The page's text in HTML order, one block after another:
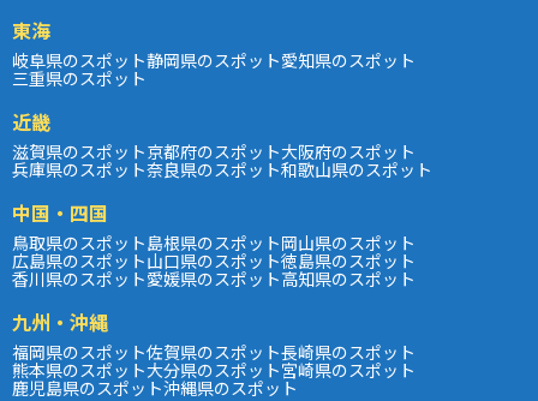
東海
岐阜県のスポット静岡県のスポット愛知県のスポット
三重県のスポット
近畿
滋賀県のスポット京都府のスポット大阪府のスポット
兵庫県のスポット奈良県のスポット和歌山県のスポット
中国・四国
鳥取県のスポット島根県のスポット岡山県のスポット
広島県のスポット山口県のスポット徳島県のスポット
香川県のスポット愛媛県のスポット高知県のスポット
九州・沖縄
福岡県のスポット佐賀県のスポット長崎県のスポット
熊本県のスポット大分県のスポット宮崎県のスポット
鹿児島県のスポット沖縄県のスポット